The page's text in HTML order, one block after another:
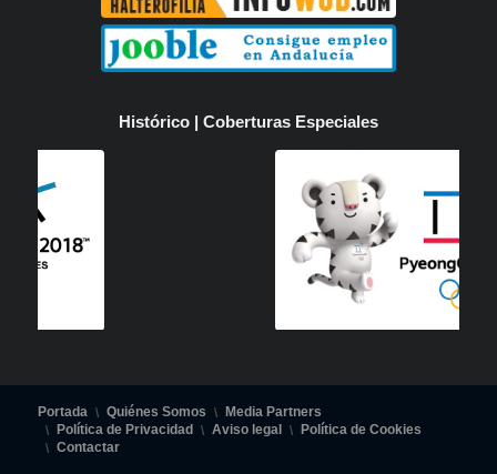
Histórico | Coberturas Especiales
Portada Quiénes Somos
Media Partners
Política de Privacidad
Aviso legal
Política de Cookies
Contactar